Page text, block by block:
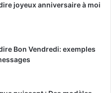
joyeux anniversaire à moi
Bon Vendredi: exemples